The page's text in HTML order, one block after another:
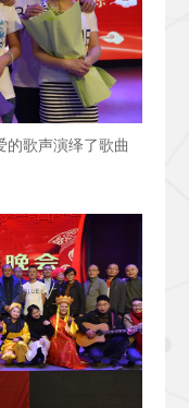
的歌声演绎了歌曲